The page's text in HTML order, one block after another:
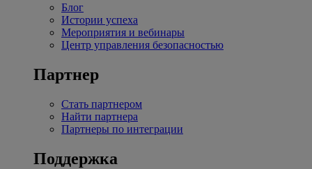
Блог
Истории успеха
Мероприятия и вебинары
Центр управления безопасностью
Партнер
Стать партнером
Найти партнера
Партнеры по интеграции
Поддержка